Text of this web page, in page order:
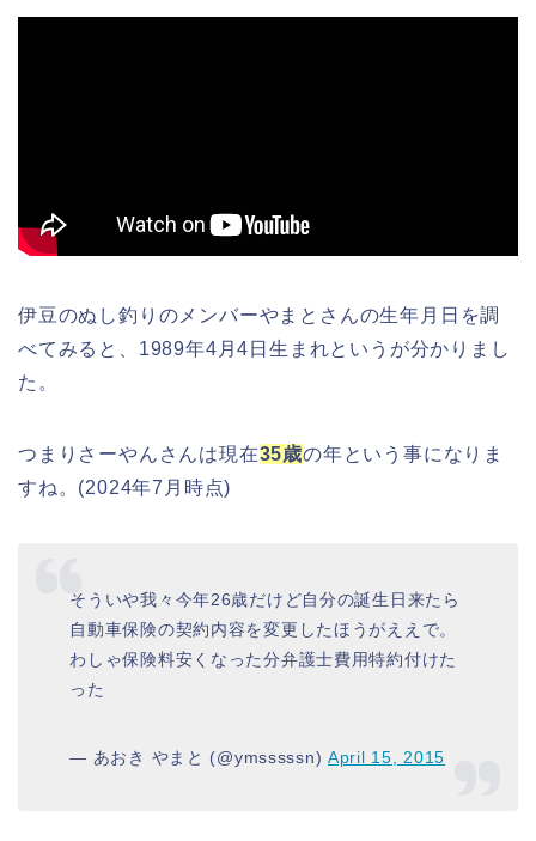
伊豆のぬし釣りのメンバーやまとさんの生年月日を調
べてみると、1989年4月4日生まれというが分かりまし
た。
つまりさーやんさんは現在35歳の年という事になりま
すね。(2024年7月時点)
そういや我々今年26歳だけど自分の誕生日来たら
自動車保険の契約内容を変更したほうがええで。
わしゃ保険料安くなった分弁護士費用特約付けた
った
— あおき やまと (@ymsssssn)April 15, 2015